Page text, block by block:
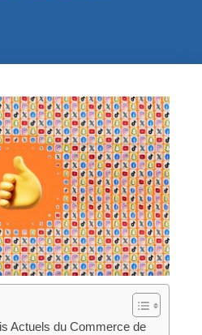
Actuels du Commerce de